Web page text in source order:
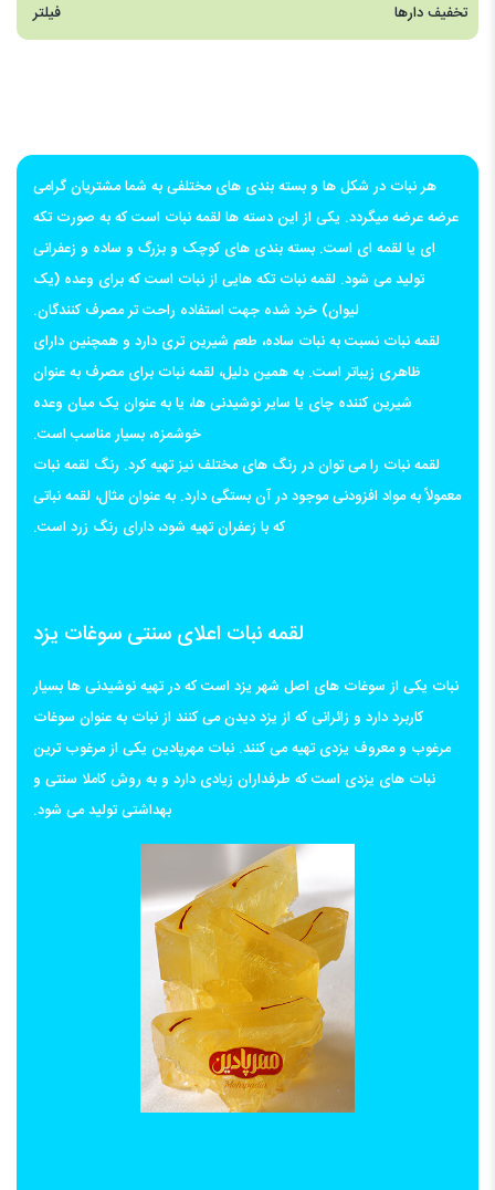
فیلتر تخفیف دارها
هر نبات در شکل ها و بسته بندی های مختلفی به شما مشتریان گرامی
عرضه عرضه میگردد. یکی از این دسته ها لقمه نبات است که به صورت تکه
ای یا لقمه ای است. بسته بندی های کوچک و بزرگ و ساده و زعفرانی
تولید می شود. لقمه نبات تکه هایی از نبات است که برای وعده (یک
لیوان) خرد شده جهت استفاده راحت تر مصرف کنندگان.
لقمه نبات نسبت به نبات ساده، طعم شیرین تری دارد و همچنین دارای
ظاهری زیباتر است. به همین دلیل، لقمه نبات برای مصرف به عنوان
شیرین کننده چای یا سایر نوشیدنی ها، یا به عنوان یک میان وعده
خوشمزه، بسیار مناسب است.
لقمه نبات را می توان در رنگ های مختلف نیز تهیه کرد. رنگ لقمه نبات
معمولاً به مواد افزودنی موجود در آن بستگی دارد. به عنوان مثال، لقمه نباتی
که با زعفران تهیه شود، دارای رنگ زرد است.
لقمه نبات اعلای سنتی سوغات یزد
نبات یکی از سوغات های اصل شهر یزد است که در تهیه نوشیدنی ها بسیار
کاربرد دارد و زائرانی که از یزد دیدن می کنند از نبات به عنوان سوغات
مرغوب و معروف یزدی تهیه می کنند. نبات مهرپادین یکی از مرغوب ترین
نبات های یزدی است که طرفداران زیادی دارد و به روش کاملا سنتی و
بهداشتی تولید می شود.